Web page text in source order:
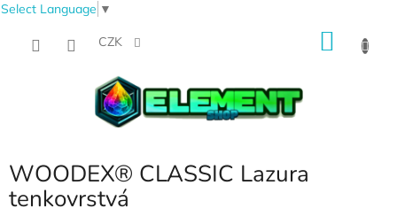
Select Language ▼
CZK
WOODEX® CLASSIC Lazura
tenkovrstvá